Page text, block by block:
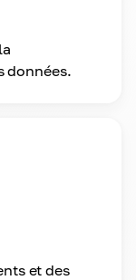
données.
et des